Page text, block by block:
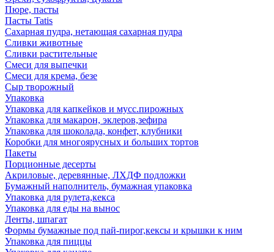
Пюре, пасты
Пасты Tatis
Сахарная пудра, нетающая сахарная пудра
Сливки животные
Сливки растительные
Смеси для выпечки
Смеси для крема, безе
Сыр творожный
Упаковка
Упаковка для капкейков и мусс.пирожных
Упаковка для макарон, эклеров,зефира
Упаковка для шоколада, конфет, клубники
Коробки для многоярусных и больших тортов
Пакеты
Порционные десерты
Акриловые, деревянные, ЛХДФ подложки
Бумажный наполнитель, бумажная упаковка
Упаковка для рулета,кекса
Упаковка для еды на вынос
Ленты, шпагат
Формы бумажные под пай-пирог,кексы и крышки к ним
Упаковка для пиццы